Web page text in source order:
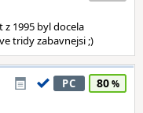
1995 byl docela
tridy zabavnejsi ;)
PC 80